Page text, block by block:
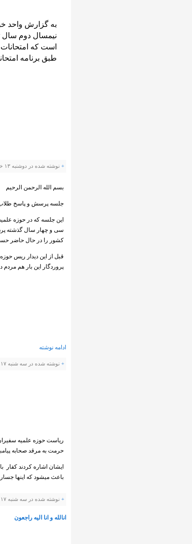
به گزارش واحد
طبق برنامه
+ نوشته شده در دوشنبه ۱۳ خرداد ۱۳۹۲ ساعت 15:49 توسط صارمی |
بسم الله الرحمن الرحیم
جلسه پرسش و پاسخ طلاب
این جلسه که در حوزه
سی و چهار سال گذشته
کشور را در حال حاضر
قبل از این دیدار ریس
پروردگار این بار هم
ادامه نوشته
+ نوشته شده در سه شنبه ۱۷ اردیبهشت ۱۳۹۲ ساعت 14:28 توسط صارمی |
ریاست حوزه علمیه
حرمت به مرقد صحابه
ایشان اشاره کردند
باعث میشود که اینها
+ نوشته شده در سه شنبه ۱۷ اردیبهشت ۱۳۹۲ ساعت 12:46 توسط صارمی |
انالله و انا الیه راجعون